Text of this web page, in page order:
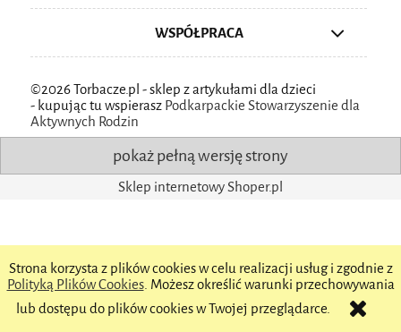
Strona korzysta z plików cookies w celu realizacji usług i zgodnie z
Polityką Plików Cookies. Możesz określić warunki przechowywania
lub dostępu do plików cookies w Twojej przeglądarce.
WSPÓŁPRACA
©2026 Torbacze.pl - sklep z artykułami dla dzieci
- kupując tu wspierasz Podkarpackie Stowarzyszenie dla
Aktywnych Rodzin
pokaż pełną wersję strony
Sklep internetowy Shoper.pl